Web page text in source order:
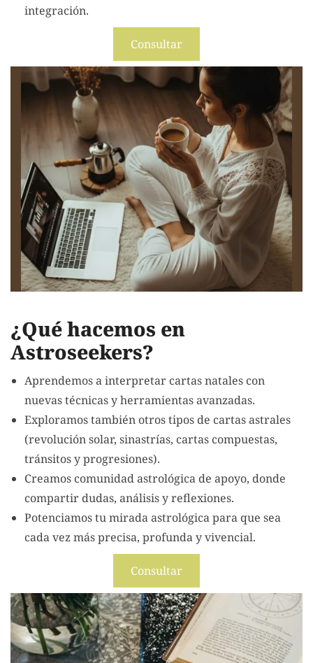
integración.
Consultar
¿Qué hacemos en
Astroseekers?
Aprendemos a interpretar cartas natales con
nuevas técnicas y herramientas avanzadas.
Exploramos también otros tipos de cartas astrales
(revolución solar, sinastrías, cartas compuestas,
tránsitos y progresiones).
Creamos comunidad astrológica de apoyo, donde
compartir dudas, análisis y reflexiones.
Potenciamos tu mirada astrológica para que sea
cada vez más precisa, profunda y vivencial.
Consultar